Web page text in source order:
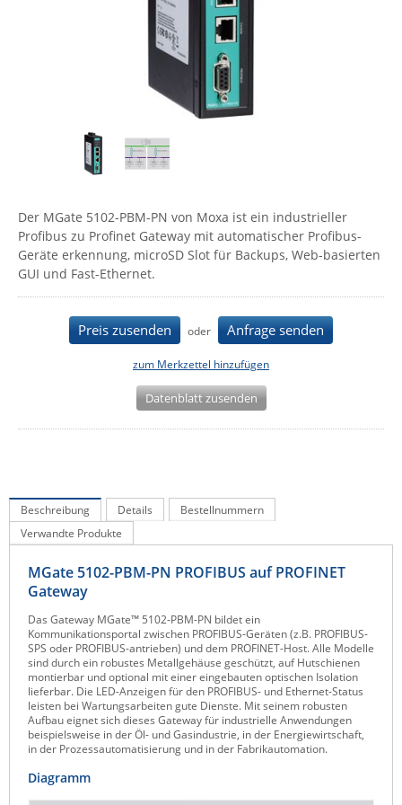
IP, WLAN & GSM Sensorik
IoT - Internet of Things
IPC, Industrielle Netzwerktechnik & WLAN
Industrielle Netzwerktechnik / Kommunikation
Industrielle Computer
Wi-Fi - WLAN - Wireless
IT Netzwerktechnik / Kommunikation
Serverräume
RMA / Rücksendung / Support
Contemporary Controls
Fokus Technologies
Gefen
Gude
High Sec Labs
IEC Lock
Kramer Electronics
KVM TEC
Legrand
LigoWave
Milesight
Moxa
Netio
Panorama Antennas
PatchSee
Power Kingdom
Poynting
Der MGate 5102-PBM-PN von Moxa ist ein industrieller
Profibus zu Profinet Gateway mit automatischer Profibus-
Geräte erkennung, microSD Slot für Backups, Web-basierten
GUI und Fast-Ethernet.
Preis zusenden oder Anfrage senden
zum Merkzettel hinzufügen
Datenblatt zusenden
Beschreibung Details
Bestellnummern
Verwandte Produkte
MGate 5102-PBM-PN PROFIBUS auf PROFINET
Gateway
Das Gateway MGate™ 5102-PBM-PN bildet ein
Kommunikationsportal zwischen PROFIBUS-Geräten (z.B. PROFIBUS-
SPS oder PROFIBUS-antrieben) und dem PROFINET-Host. Alle Modelle
sind durch ein robustes Metallgehäuse geschützt, auf Hutschienen
montierbar und optional mit einer eingebauten optischen Isolation
lieferbar. Die LED-Anzeigen für den PROFIBUS- und Ethernet-Status
leisten bei Wartungsarbeiten gute Dienste. Mit seinem robusten
Aufbau eignet sich dieses Gateway für industrielle Anwendungen
beispielsweise in der Öl- und Gasindustrie, in der Energiewirtschaft,
in der Prozessautomatisierung und in der Fabrikautomation.
Diagramm